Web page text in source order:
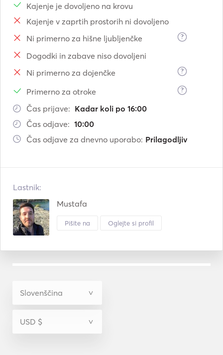
Kajenje je dovoljeno na krovu
Kajenje v zaprtih prostorih ni dovoljeno
Ni primerno za hišne ljubljenčke
?
Dogodki in zabave niso dovoljeni
Ni primerno za dojenčke
?
Primerno za otroke ?
Čas prijave: Kadar koli po 16:00
Čas odjave: 10:00
Čas odjave za dnevno uporabo: Prilagodljiv
Lastnik:
Mustafa
Pišite na Oglejte si profil